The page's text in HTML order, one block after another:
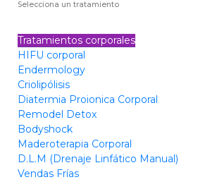
Selecciona un tratamiento
Tratamientos corporales
HIFU corporal
Endermology
Criolipólisis
Diatermia Proionica Corporal
Remodel Detox
Bodyshock
Maderoterapia Corporal
D.L.M (Drenaje Linfático Manual)
Vendas Frías